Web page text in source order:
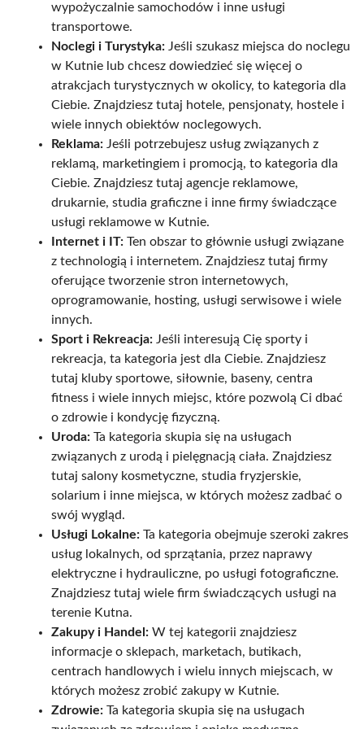
wypożyczalnie samochodów i inne usługi
transportowe.
Noclegi i Turystyka: Jeśli szukasz miejsca do noclegu
w Kutnie lub chcesz dowiedzieć się więcej o
atrakcjach turystycznych w okolicy, to kategoria dla
Ciebie. Znajdziesz tutaj hotele, pensjonaty, hostele i
wiele innych obiektów noclegowych.
Reklama: Jeśli potrzebujesz usług związanych z
reklamą, marketingiem i promocją, to kategoria dla
Ciebie. Znajdziesz tutaj agencje reklamowe,
drukarnie, studia graficzne i inne firmy świadczące
usługi reklamowe w Kutnie.
Internet i IT: Ten obszar to głównie usługi związane
z technologią i internetem. Znajdziesz tutaj firmy
oferujące tworzenie stron internetowych,
oprogramowanie, hosting, usługi serwisowe i wiele
innych.
Sport i Rekreacja: Jeśli interesują Cię sporty i
rekreacja, ta kategoria jest dla Ciebie. Znajdziesz
tutaj kluby sportowe, siłownie, baseny, centra
fitness i wiele innych miejsc, które pozwolą Ci dbać
o zdrowie i kondycję fizyczną.
Uroda: Ta kategoria skupia się na usługach
związanych z urodą i pielęgnacją ciała. Znajdziesz
tutaj salony kosmetyczne, studia fryzjerskie,
solarium i inne miejsca, w których możesz zadbać o
swój wygląd.
Usługi Lokalne: Ta kategoria obejmuje szeroki zakres
usług lokalnych, od sprzątania, przez naprawy
elektryczne i hydrauliczne, po usługi fotograficzne.
Znajdziesz tutaj wiele firm świadczących usługi na
terenie Kutna.
Zakupy i Handel: W tej kategorii znajdziesz
informacje o sklepach, marketach, butikach,
centrach handlowych i wielu innych miejscach, w
których możesz zrobić zakupy w Kutnie.
Zdrowie: Ta kategoria skupia się na usługach